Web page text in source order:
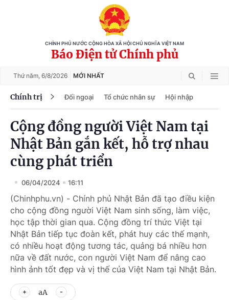
CHÍNH PHỦ NƯỚC CỘNG HÒA XÃ HỘI CHỦ NGHĨA VIỆT NAM
Báo Điện tử Chính phủ
Thứ năm, 6/8/2026 MỚI NHẤT
Chính trị Đối ngoại Tổ chức nhân sự Hội nhập
Cộng đồng người Việt Nam tại
Nhật Bản gắn kết, hỗ trợ nhau
cùng phát triển
06/04/2024 16:11
(Chinhphu.vn) - Chính phủ Nhật Bản đã tạo điều kiện
cho cộng đồng người Việt Nam sinh sống, làm việc,
học tập thời gian qua. Cộng đồng trí thức Việt tại
Nhật Bản tiếp tục đoàn kết, phát huy các thế mạnh,
có nhiều hoạt động tương tác, quảng bá nhiều hơn
nữa về đất nước, con người Việt Nam để nâng cao
hình ảnh tốt đẹp và vị thế của Việt Nam tại Nhật Bản.
aA